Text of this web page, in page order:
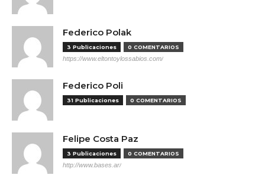
Federico Polak
3 Publicaciones 0 COMENTARIOS
https://www.eltontoylossabios.com/
Federico Poli
31 Publicaciones 0 COMENTARIOS
Felipe Costa Paz
3 Publicaciones 0 COMENTARIOS
http://www.bases.ar/